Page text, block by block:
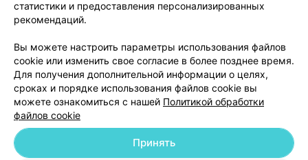
Обработка персональных данных
© 2026 ООО «Артокс Лаб», УНП 191700409 | 220012, Республика Беларусь,
статистики и предоставления персонализированных
рекомендаций.
Вы можете настроить параметры использования файлов
cookie или изменить свое согласие в более позднее время.
Для получения дополнительной информации о целях,
сроках и порядке использования файлов cookie вы
можете ознакомиться с нашей Политикой обработки
файлов cookie
Принять